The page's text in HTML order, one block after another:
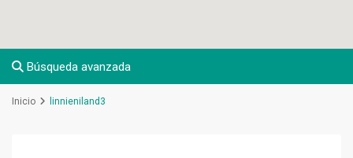
Búsqueda avanzada
Inicio linnieniland3